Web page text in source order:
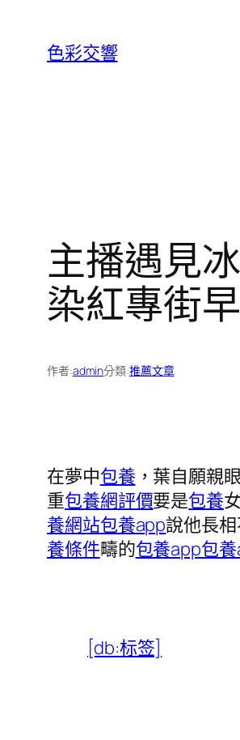
色彩交響
主播遇見
染紅專街
作者:admin分類:推薦文章
在夢中包養 ，葉自願親
重包養網評價要是包養
養網站包養app說他長
養條件疇的包養app包
[db:标签]